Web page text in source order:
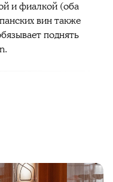
и фиалкой (оба
вин также
поднять